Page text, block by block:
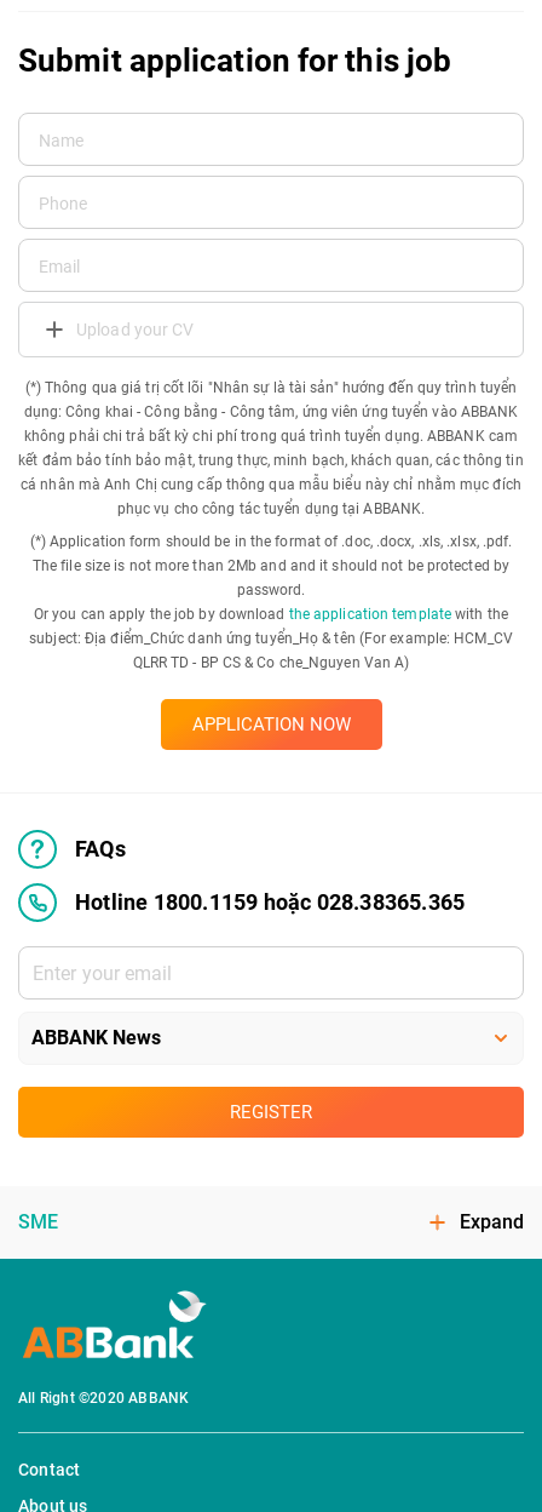
Submit application for this job
Upload your CV
(*) Thông qua giá trị cốt lõi "Nhân sự là tài sản" hướng đến quy trình tuyển
dụng: Công khai - Công bằng - Công tâm, ứng viên ứng tuyển vào ABBANK
không phải chi trả bất kỳ chi phí trong quá trình tuyển dụng. ABBANK cam
kết đảm bảo tính bảo mật, trung thực, minh bạch, khách quan, các thông tin
cá nhân mà Anh Chị cung cấp thông qua mẫu biểu này chỉ nhằm mục đích
phục vụ cho công tác tuyển dụng tại ABBANK.
(*) Application form should be in the format of .doc, .docx, .xls, .xlsx, .pdf.
The file size is not more than 2Mb and and it should not be protected by
password.
Or you can apply the job by download the application template with the
subject: Địa điểm_Chức danh ứng tuyển_Họ & tên (For example: HCM_CV
QLRR TD - BP CS & Co che_Nguyen Van A)
APPLICATION NOW
FAQs
Hotline 1800.1159 hoặc 028.38365.365
REGISTER
SME Expand
All Right ©2020 ABBANK
Contact
About us